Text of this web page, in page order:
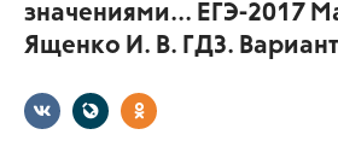
значениями... ЕГЭ-2017
Ященко И. В. ГДЗ.